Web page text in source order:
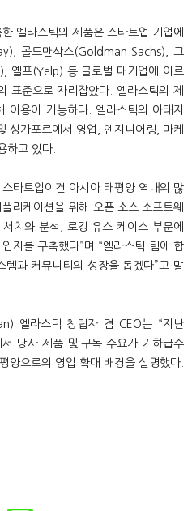
엘라스틱의 제품은 스타트업 기업에
골드만삭스(Goldman Sachs),그
옐프(Yelp) 등 글로벌 대기업에 이르
표준으로 자리잡았다
엘라스틱의 제
이용이 가능하다. 엘라스틱의 아태지
싱가포르에서 영업 엔지니어링
마케
하고 있다
스타트업이건 아시아 태평양 역내의 많
리케이션을 위해 오픈 소스 소프트웨
치와 분석
로깅 유스 케이스 부문에
지를 구축했다”며 “엘라스틱 팀에 합
템과 커뮤니티의 성장을 돕겠다”고 말
엘라스틱 창립자 겸 CEO는 “지난
당사 제품 및 구독 수요가 기하급수
양으로의 영업 확대 배경을 설명했다